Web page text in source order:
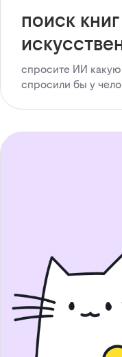
поиск
спросите ИИ какую
спросили бы у